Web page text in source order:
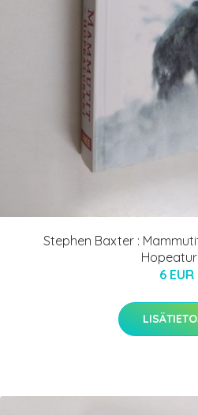
Stephen Baxter :
6 EUR